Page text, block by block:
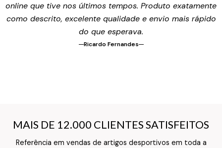
online que tive nos últimos tempos. Produto exatamente
como descrito, excelente qualidade e envio mais rápido
do que esperava.
Ricardo Fernandes
MAIS DE 12.000 CLIENTES SATISFEITOS
Referência em vendas de artigos desportivos em toda a
MAIS DE 12.000 CLIENTES SATISFEITOS
Texto do Verso do Cartão de Informação